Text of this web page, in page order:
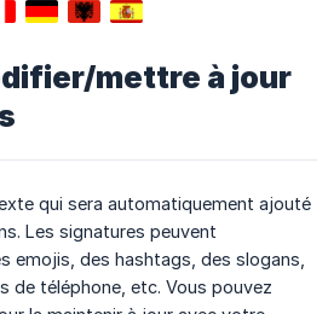
mettre à jour
qui sera automatiquement ajouté
Les signatures peuvent
emojis, des hashtags, des slogans,
de téléphone, etc. Vous pouvez